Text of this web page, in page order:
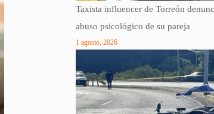
Taxista influencer de Torreón
abuso psicológico de su pareja
1 agosto, 2026